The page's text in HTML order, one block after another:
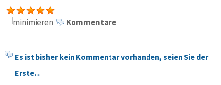
Kommentare
Es ist bisher kein Kommentar vorhanden, seien Sie der
Erste...